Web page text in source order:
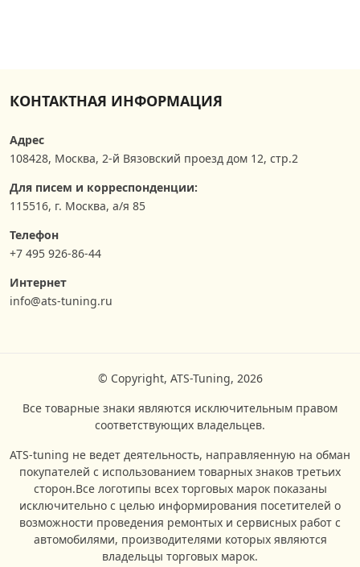
КОНТАКТНАЯ ИНФОРМАЦИЯ
Адрес
108428, Москва, 2-й Вязовский проезд дом 12, стр.2
Для писем и корреспонденции:
115516, г. Москва, а/я 85
Телефон
+7 495 926-86-44
Интернет
info@ats-tuning.ru
© Copyright, ATS-Tuning, 2026
Все товарные знаки являются исключительным правом
соответствующих владельцев.
ATS-tuning не ведет деятельность, направляенную на обман
покупателей с использованием товарных знаков третьих
сторон.Все логотипы всех торговых марок показаны
исключительно с целью информирования посетителей о
возможности проведения ремонтых и сервисных работ с
автомобилями, производителями которых являются
владельцы торговых марок.